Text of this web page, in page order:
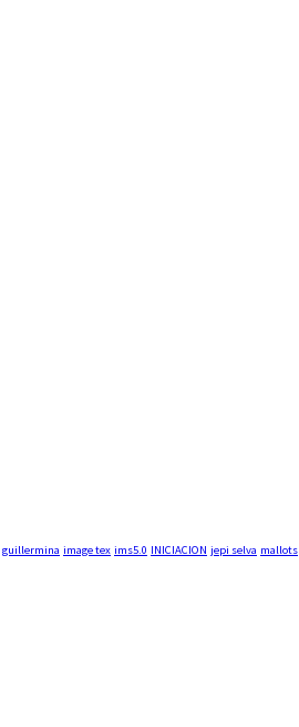
guillermina image tex ims5.0 INICIACION jepi selva mallots